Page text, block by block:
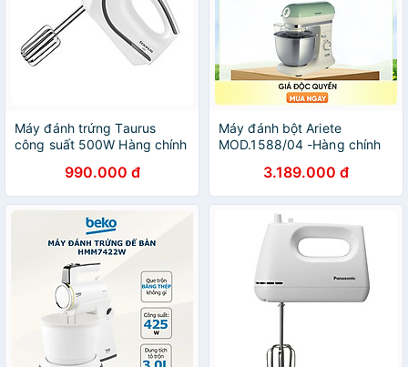
Máy đánh trứng Taurus
công suất 500W Hàng chính
990.000 đ
Máy đánh bột Ariete
MOD.1588/04 -Hàng chính
3.189.000 đ